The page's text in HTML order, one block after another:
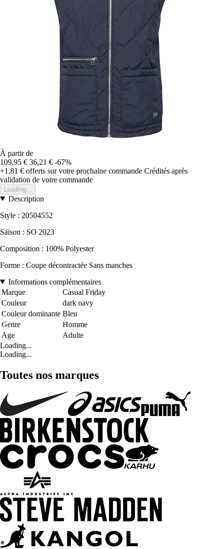
À partir de
109,95 € 36,21 € -67%
+1,81 € offerts sur votre prochaine commande Crédités après
validation de votre commande
Loading...
Description
Style : 20504552
Saison : SO 2023
Composition : 100% Polyester
Forme : Coupe décontractée Sans manches
Informations complémentaires
Marque
Casual Friday
Couleur
dark navy
Couleur dominante Bleu
Genre
Homme
Age
Adulte
Loading...
Loading...
Toutes nos marques